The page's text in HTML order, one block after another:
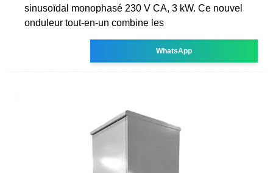
sinusoïdal monophasé 230 V CA, 3 kW. Ce nouvel
onduleur tout-en-un combine les
WhatsApp